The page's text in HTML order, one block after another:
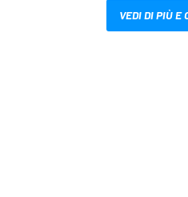
VEDI DI PIÙ E